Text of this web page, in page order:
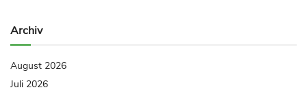
Archiv
August 2026
Juli 2026